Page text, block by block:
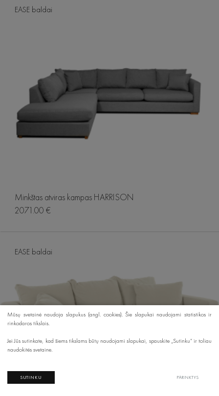
EASE baldai
Minkštas atviras kampas HARRISON
2071.00 €
EASE baldai
Mūsų svetainė naudoja slapukus (angl. cookies). Šie slapukai naudojami statistikos ir
rinkodaros tikslais.
Jei Jūs sutinkate, kad šiems tikslams būtų naudojami slapukai, spauskite „Sutinku“ ir toliau
naudokitės svetaine.
SUTINKU PARINKTYS